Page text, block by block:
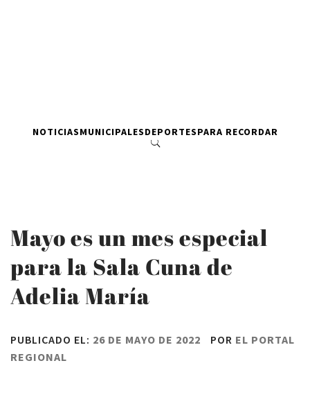
NOTICIASMUNICIPALESDEPORTESPARA RECORDAR
Mayo es un mes especial
para la Sala Cuna de
Adelia María
PUBLICADO EL: 26 DE MAYO DE 2022 POR EL PORTAL
REGIONAL